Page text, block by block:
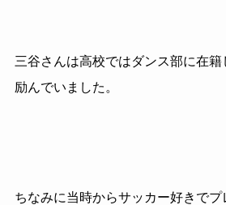
三谷さんは高校ではダンス部に在
励んでいました。
ちなみに当時からサッカー好きで